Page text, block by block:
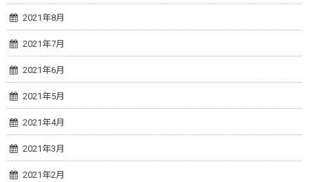
2021年8月
2021年7月
2021年6月
2021年5月
2021年4月
2021年3月
2021年2月